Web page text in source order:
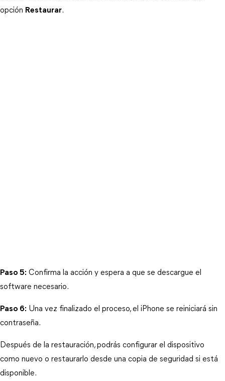
opción Restaurar.
Paso 5: Confirma la acción y espera a que se descargue el
software necesario.
Paso 6: Una vez finalizado el proceso, el iPhone se reiniciará sin
contraseña.
Después de la restauración, podrás configurar el dispositivo
como nuevo o restaurarlo desde una copia de seguridad si está
disponible.